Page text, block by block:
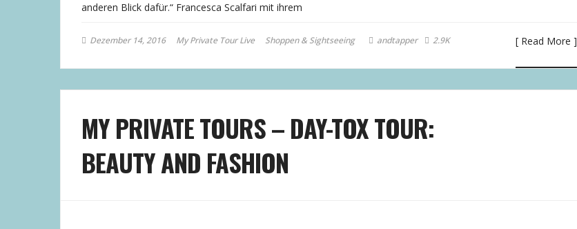
anderen Blick dafür.“ Francesca Scalfari mit ihrem
Dezember 14, 2016 My Private Tour Live Shoppen & Sightseeing andtapper 2.9K [ Read More ]
MY PRIVATE TOURS – DAY-TOX TOUR:
BEAUTY AND FASHION